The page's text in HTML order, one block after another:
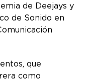
de Deejays y
de Sonido en
que
como